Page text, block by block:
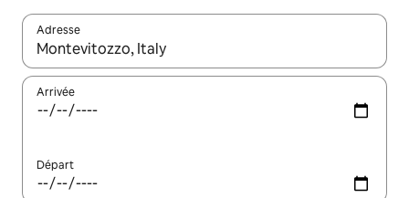
Adresse
Lorsque les résultats s'affichent, utilisez les flèches vers le
Arrivée
Départ